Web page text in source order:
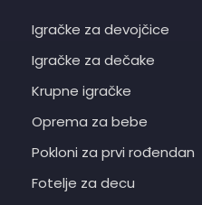
Igračke za devojčice
Igračke za dečake
Krupne igračke
Oprema za bebe
Pokloni za prvi rođendan
Fotelje za decu